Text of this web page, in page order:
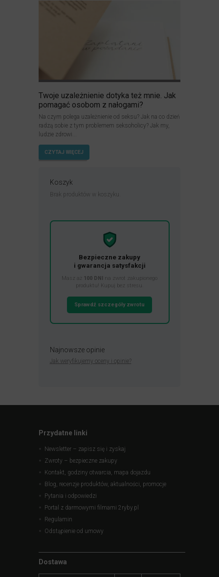
Twoje uzależnienie dotyka też mnie. Jak
pomagać osobom z nałogami?
Na czym polega uzależnienie od seksu? Jak na co dzień
radzą sobie z tym problemem seksoholicy? Jak my,
ludzie zdrowi...
CZYTAJ WIĘCEJ
Koszyk
Brak produktów w koszyku.
Bezpieczne zakupy
i gwarancja satysfakcji
Masz aż 100 DNI na zwrot zakupionego
produktu! Kupuj bez stresu.
Sprawdź szczegóły zwrotu
Najnowsze opinie
Jak weryfikujemy oceny i opinie?
Przydatne linki
Newsletter – zapisz się i zyskaj
Zwroty – bezpieczne zakupy
Kontakt, godziny otwarcia, mapa dojazdu
Blog, recenzje produktów, aktualności, promocje
Pytania i odpowiedzi
Portal z darmowymi filmami 2ryby.pl
Regulamin
Odstąpienie od umowy
Dostawa